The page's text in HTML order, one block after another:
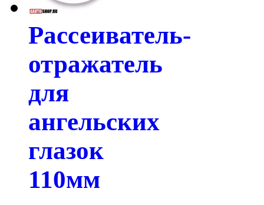
Рассеиватель-
отражатель
для
ангельских
глазок
110мм